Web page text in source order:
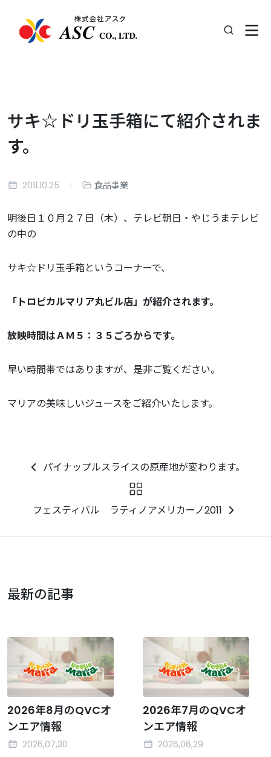
サキ☆ドリ玉手箱にて紹介されま
す。
2011.10.25 食品事業
明後日１０月２７日（木）、テレビ朝日・やじうまテレビ
の中の
サキ☆ドリ玉手箱というコーナーで、
「トロピカルマリア丸ビル店」が紹介されます。
放映時間はＡＭ５：３５ごろからです。
早い時間帯ではありますが、是非ご覧ください。
マリアの美味しいジュースをご紹介いたします。
パイナップルスライスの原産地が変わります。
フェスティバル ラティノアメリカーノ2011
最新の記事
2026年8月のQVCオ
ンエア情報
2026,07,30
2026年7月のQVCオ
ンエア情報
2026,06,29